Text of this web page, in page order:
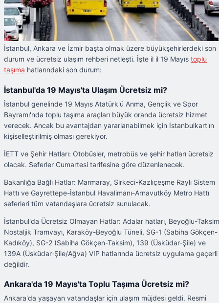
İstanbul, Ankara ve İzmir başta olmak üzere büyükşehirlerdeki son
durum ve ücretsiz ulaşım rehberi netleşti. İşte il il 19 Mayıs toplu
taşıma hatlarındaki son durum:
İstanbul'da 19 Mayıs'ta Ulaşım Ücretsiz mi?
İstanbul genelinde 19 Mayıs Atatürk'ü Anma, Gençlik ve Spor
Bayramı'nda toplu taşıma araçları büyük oranda ücretsiz hizmet
verecek. Ancak bu avantajdan yararlanabilmek için İstanbulkart'ın
kişiselleştirilmiş olması gerekiyor.
İETT ve Şehir Hatları: Otobüsler, metrobüs ve şehir hatları ücretsiz
olacak. Seferler Cumartesi tarifesine göre düzenlenecek.
Bakanlığa Bağlı Hatlar: Marmaray, Sirkeci-Kazlıçeşme Raylı Sistem
Hattı ve Gayrettepe-İstanbul Havalimanı-Arnavutköy Metro Hattı
seferleri tüm vatandaşlara ücretsiz sunulacak.
İstanbul'da Ücretsiz Olmayan Hatlar: Adalar hatları, Beyoğlu-Taksim
Nostaljik Tramvayı, Karaköy-Beyoğlu Tüneli, SG-1 (Sabiha Gökçen-
Kadıköy), SG-2 (Sabiha Gökçen-Taksim), 139 (Üsküdar-Şile) ve
139A (Üsküdar-Şile/Ağva) VIP hatlarında ücretsiz uygulama geçerli
değildir.
Ankara'da 19 Mayıs'ta Toplu Taşıma Ücretsiz mi?
Ankara'da yaşayan vatandaşlar için ulaşım müjdesi geldi. Resmi